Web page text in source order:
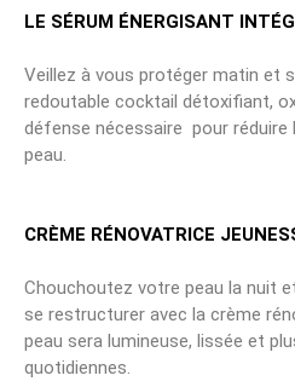
LE SÉRUM ÉNERGISANT
Veillez à vous protéger matin et
redoutable cocktail détoxifiant,
défense nécessaire pour
peau.
CRÈME RÉNOVATRICE
Chouchoutez votre peau la nuit
se restructurer avec la crème
peau sera lumineuse, lissée et
quotidiennes.